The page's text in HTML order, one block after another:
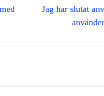
Jag har slutat